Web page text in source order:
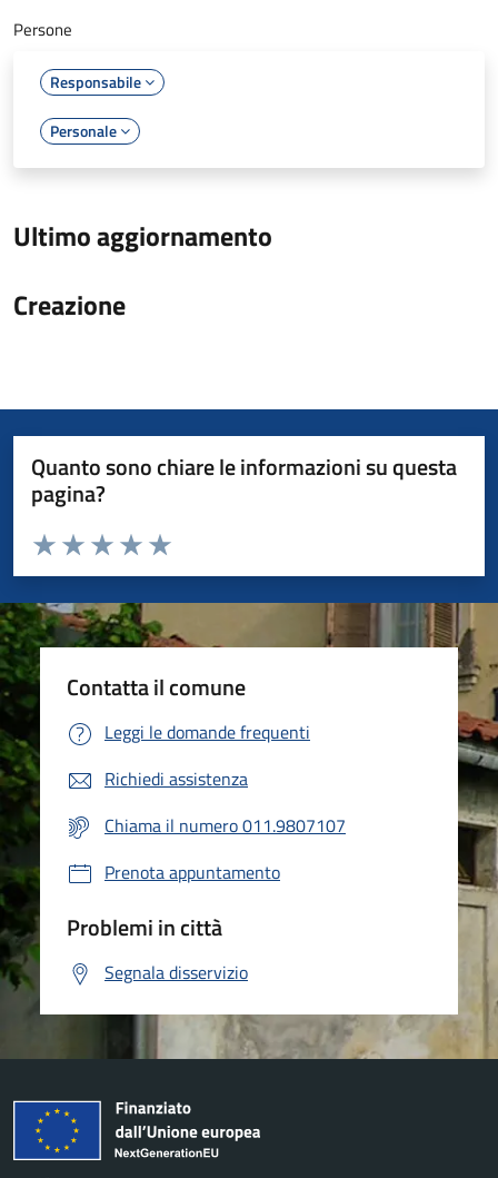
Persone
Responsabile
Personale
Ultimo aggiornamento
Creazione
Quanto sono chiare le informazioni su questa
pagina?
Valuta da 1 a 5 stelle la pagina
Valuta 5 stelle su 5
Valuta 4 stelle su 5
Valuta 3 stelle su 5
Valuta 2 stelle su 5
Valuta 1 stelle su 5
Contatta il comune
Leggi le domande frequenti
Richiedi assistenza
Chiama il numero 011.9807107
Prenota appuntamento
Problemi in città
Segnala disservizio